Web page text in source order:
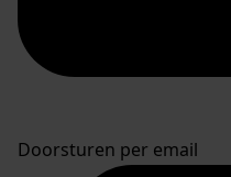
Doorsturen per email